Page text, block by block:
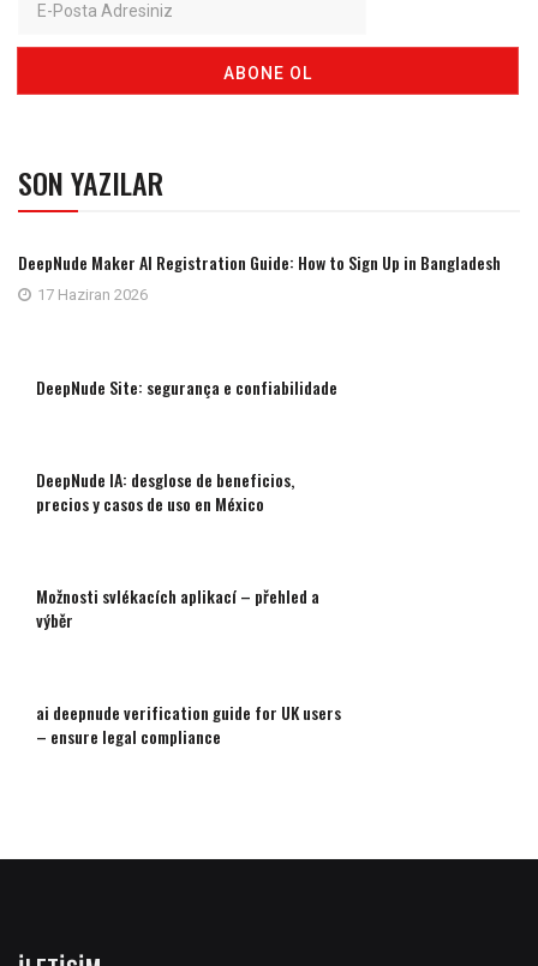
SON YAZILAR
DeepNude Maker AI Registration Guide: How to Sign Up in Bangladesh
17 Haziran 2026
DeepNude Site: segurança e confiabilidade
DeepNude IA: desglose de beneficios,
precios y casos de uso en México
Možnosti svlékacích aplikací – přehled a
výběr
ai deepnude verification guide for UK users
– ensure legal compliance